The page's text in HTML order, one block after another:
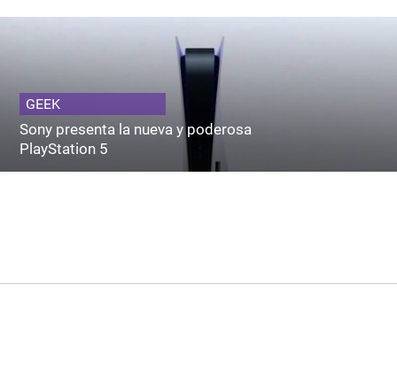
GEEK
Sony presenta la nueva y poderosa
PlayStation 5